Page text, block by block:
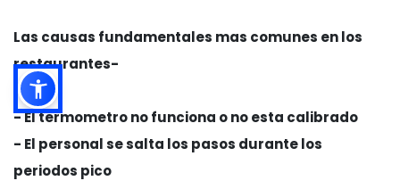
Las causas fundamentales mas comunes en los
restaurantes-
- El termometro no funciona o no esta calibrado
- El personal se salta los pasos durante los
periodos pico